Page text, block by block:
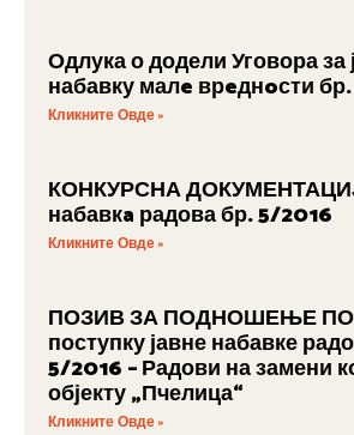
Одлука о додели Уговора за
набавку малe врeднoсти
Кликните Овде »
КОНКУРСНА
набавкa радова бр. 5/2016
Кликните Овде »
ПОЗИВ ЗА ПОДНОШЕЊЕ
поступку јавне набавке
5/2016 – Радови на замени
објекту „Пчелица“
Кликните Овде »